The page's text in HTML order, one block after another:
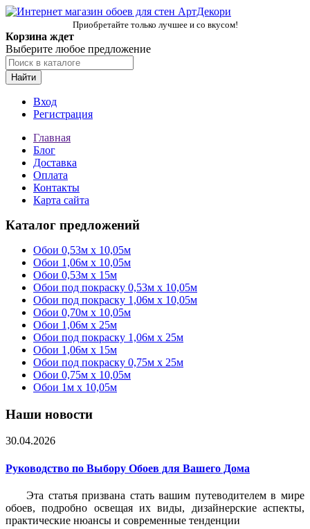
Приобретайте только лучшее и со вкусом!
Корзина ждет
Выберите любое предложение
Найти
Вход
Регистрация
Главная
Блог
Доставка
Оплата
Контакты
Карта сайта
Каталог предложений
Обои 0,53м x 10,05м
Обои 1,06м х 10,05м
Обои 0,53м x 15м
Обои под покраску 0,53м x 10,05м
Обои под покраску 1,06м х 10,05м
Обои 0,70м x 10,05м
Обои 1,06м x 25м
Обои под покраску 1,06м x 25м
Обои 1,06м x 15м
Обои под покраску 0,75м x 25м
Обои 0,75м x 10,05м
Обои 1м х 10,05м
Наши новости
30.04.2026
Руководство по Выбору Обоев для Вашего Дома
Эта статья призвана стать вашим путеводителем в мире
обоев, подробно освещая их виды, дизайнерские аспекты,
практические нюансы и современные тенденции